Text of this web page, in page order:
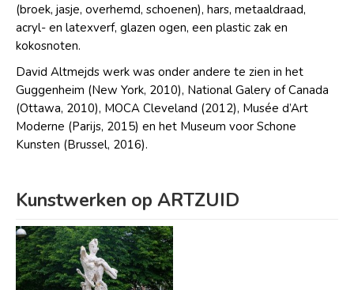
(broek, jasje, overhemd, schoenen), hars, metaaldraad,
acryl- en latexverf, glazen ogen, een plastic zak en
kokosnoten.
David Altmejds werk was onder andere te zien in het
Guggenheim (New York, 2010), National Galery of Canada
(Ottawa, 2010), MOCA Cleveland (2012), Musée d’Art
Moderne (Parijs, 2015) en het Museum voor Schone
Kunsten (Brussel, 2016).
Kunstwerken op ARTZUID